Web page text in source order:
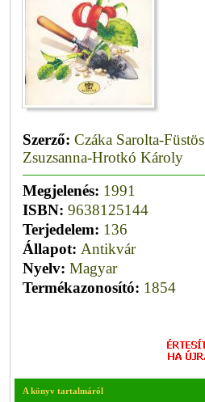
Szerző: Czáka Sarolta-Füstös
Zsuzsanna-Hrotkó Károly
Megjelenés: 1991
ISBN: 9638125144
Terjedelem: 136
Állapot: Antikvár
Nyelv: Magyar
Termékazonosító: 1854
A könyv tartalmáról